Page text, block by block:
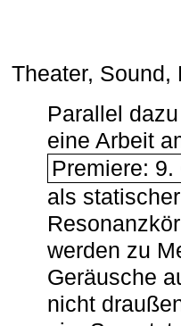
Theater, Sound,
Parallel
eine Arbeit
Premiere:
als
werden zu
Geräusche
nicht